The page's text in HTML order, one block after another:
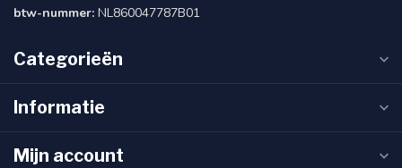
btw-nummer: NL860047787B01
Categorieën
Informatie
Mijn account